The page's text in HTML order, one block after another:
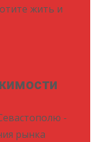
жить и
-
рынка